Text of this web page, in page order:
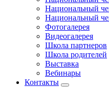
Национальный
Национальный
Фотогалерея
Видеогалерея
Школа партнеров
Школа родителей
Выставка
Вебинары
Контакты